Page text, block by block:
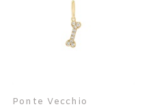
Ponte Vecchio